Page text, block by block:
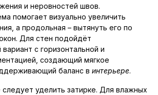
и неровностей швов.
помогает визуально увеличить
а продольная – вытянуть его по
Для стен подойдёт
с горизонтальной и
создающий мягкое
баланс в интерьере.
уделить затирке. Для влажных